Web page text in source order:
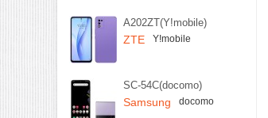
A202ZT(Y!mobile)
ZTE Y!mobile
SC-54C(docomo)
Samsung docomo